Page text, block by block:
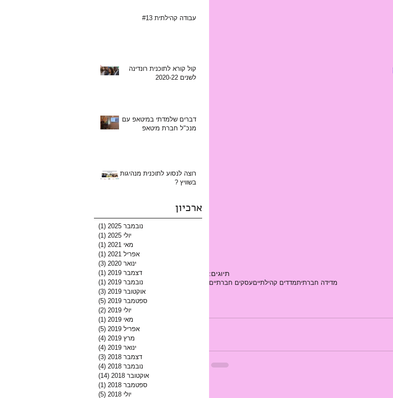
עבודה קהילתית #13
קול קורא לתוכנית רונדינה
לשנים 2020-22
דברים שלמדתי במיטאפ עם
מנכ"ל חברת מיטאפ
רוצה לנסוע לתוכנית מנהיגות
בשוויץ ?
ארכיון
נובמבר 2025 (1)
יולי 2025
(1)
מאי 2021
(1)
אפריל 2021
(1)
ינואר 2020
(3)
דצמבר 2019
(1)
נובמבר 2019
(1)
אוקטובר 2019
(3)
ספטמבר 2019
(5)
יולי 2019
(2)
מאי 2019
(1)
אפריל 2019
(5)
מרץ 2019
(4)
ינואר 2019
(4)
דצמבר 2018
(3)
נובמבר 2018
(4)
אוקטובר 2018
(14)
ספטמבר 2018
(1)
יולי 2018
(5)
תיוגים:
מדידה חברתיתמדדים קהילתייםעסקים חברתיים